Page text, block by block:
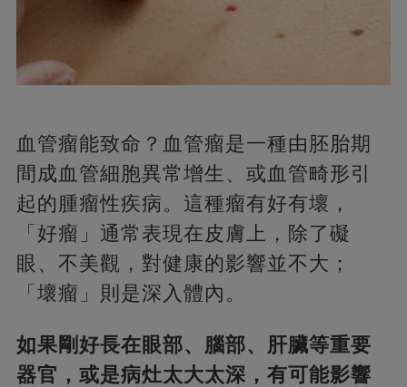
血管瘤能致命？血管瘤是一種由胚胎期
間成血管細胞異常增生、或血管畸形引
起的腫瘤性疾病。這種瘤有好有壞，
「好瘤」通常表現在皮膚上，除了礙
眼、不美觀，對健康的影響並不大；
「壞瘤」則是深入體內。
如果剛好長在眼部、腦部、肝臟等重要
器官，或是病灶太大太深，有可能影響